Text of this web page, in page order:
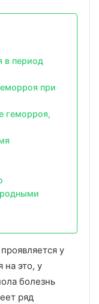
в период
при
геморроя,
у
это, у
болезнь
ряд